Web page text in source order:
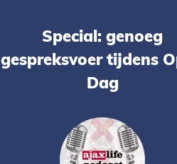
Special: genoeg
gespreksvoer tijdens
Dag